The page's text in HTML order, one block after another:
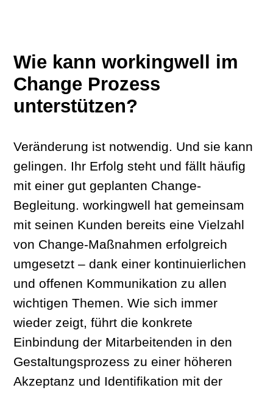
Wie kann workingwell im
Change Prozess
unterstützen?
Veränderung ist notwendig. Und sie kann
gelingen. Ihr Erfolg steht und fällt häufig
mit einer gut geplanten Change-
Begleitung. workingwell hat gemeinsam
mit seinen Kunden bereits eine Vielzahl
von Change-Maßnahmen erfolgreich
umgesetzt – dank einer kontinuierlichen
und offenen Kommunikation zu allen
wichtigen Themen. Wie sich immer
wieder zeigt, führt die konkrete
Einbindung der Mitarbeitenden in den
Gestaltungsprozess zu einer höheren
Akzeptanz und Identifikation mit der